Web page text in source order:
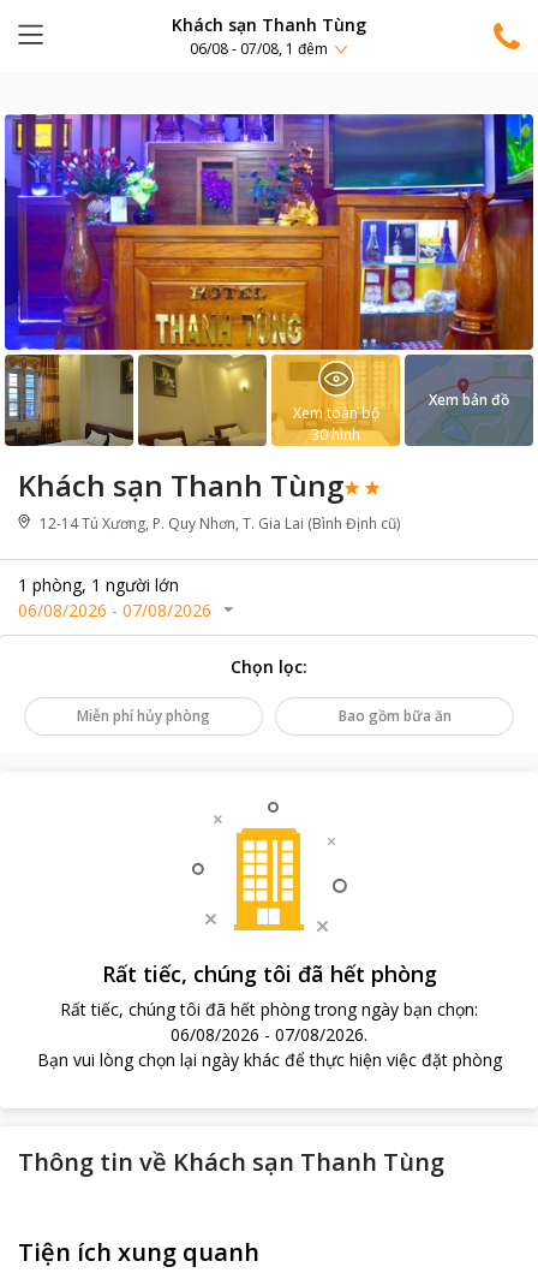
Khách sạn Thanh Tùng
06/08 - 07/08, 1 đêm
Khách sạn Thanh Tùng
12-14 Tú Xương, P. Quy Nhơn, T. Gia Lai (Bình Định cũ)
1 phòng, 1 người lớn
06/08/2026 - 07/08/2026
Xem toàn bộ
30hình
Xem bản đồ
Chọn lọc:
Miễn phí hủy phòng Bao gồm bữa ăn
Rất tiếc, chúng tôi đã hết phòng
Rất tiếc, chúng tôi đã hết phòng trong ngày bạn chọn:
06/08/2026 - 07/08/2026.
Bạn vui lòng chọn lại ngày khác để thực hiện việc đặt phòng
Thông tin về Khách sạn Thanh Tùng
Tiện ích xung quanh